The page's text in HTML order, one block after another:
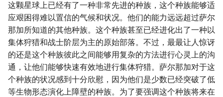
这颗星球上已经有了一种非常先进的种族，这个种族能够适
应艰困得难以置信的气候和状况。他们的能力远远超过萨尔
那加所知道的其他种族。这个种族甚至已经进化出了一种以
集体狩猎和战士阶层为主的原始部落。不过，最最让人惊讶
的还是这个种族彼此之间能够用复杂的方法进行心灵上的沟
通，让他们能够快速有效地进行集体狩猎。萨尔那加对于这
个种族的状况感到十分欣慰，因为他们是少数已经突破了低
等生物形态演化上障壁的种族。为了要强调这个种族将来在